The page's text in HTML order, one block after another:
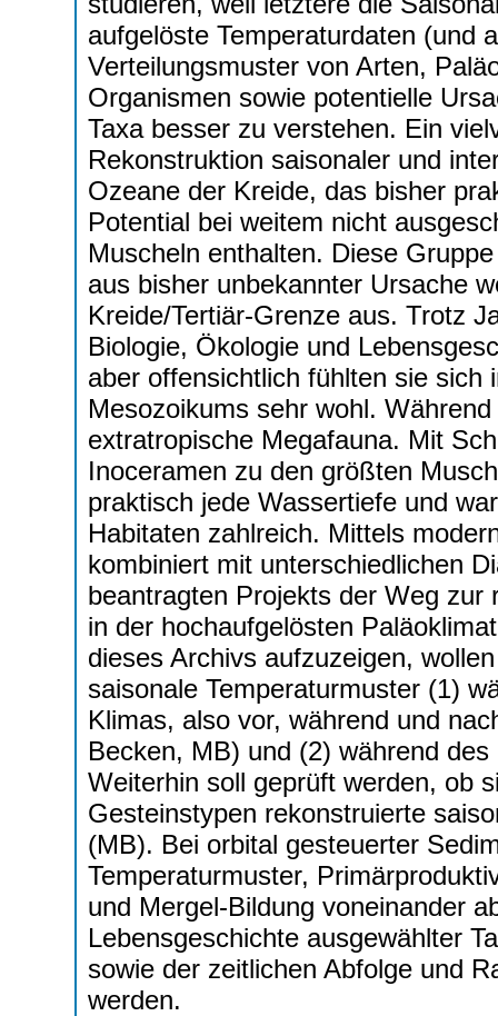
aufgelöste Temperaturdaten (und
Verteilungsmuster von Arten,
Organismen sowie potentielle
Taxa besser zu verstehen. Ein
Rekonstruktion saisonaler und
Ozeane der Kreide, das bisher
Potential bei weitem nicht
Muscheln enthalten. Diese
aus bisher unbekannter Ursache
Kreide/Tertiär-Grenze aus. Trotz
Biologie, Ökologie und
aber offensichtlich fühlten sie sich
Mesozoikums sehr wohl.
extratropische Megafauna. Mit
Inoceramen zu den größten
praktisch jede Wassertiefe und
Habitaten zahlreich. Mittels
kombiniert mit unterschiedlichen
beantragten Projekts der Weg
in der hochaufgelösten
dieses Archivs aufzuzeigen,
saisonale Temperaturmuster (1)
Klimas, also vor, während und
Becken, MB) und (2) während
Weiterhin soll geprüft werden, ob
Gesteinstypen rekonstruierte
(MB). Bei orbital gesteuerter
Temperaturmuster,
und Mergel-Bildung voneinander
Lebensgeschichte ausgewählter
sowie der zeitlichen Abfolge und
werden.